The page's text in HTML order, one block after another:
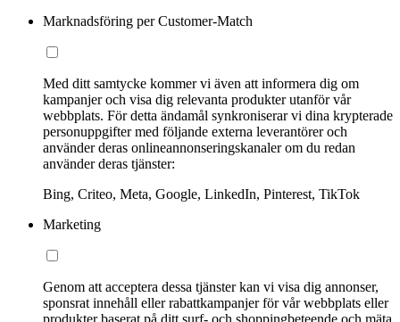
Marknadsföring per Customer-Match
Med ditt samtycke kommer vi även att informera dig om
kampanjer och visa dig relevanta produkter utanför vår
webbplats. För detta ändamål synkroniserar vi dina krypterade
personuppgifter med följande externa leverantörer och
använder deras onlineannonseringskanaler om du redan
använder deras tjänster:
Bing, Criteo, Meta, Google, LinkedIn, Pinterest, TikTok
Marketing
Genom att acceptera dessa tjänster kan vi visa dig annonser,
sponsrat innehåll eller rabattkampanjer för vår webbplats eller
produkter baserat på ditt surf- och shoppingbeteende och mäta